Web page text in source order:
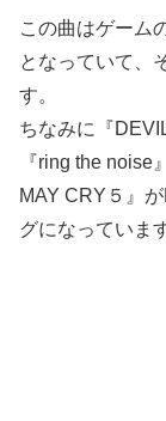
この曲はゲーム
となっていて、
す。
ちなみに『
『ring the
MAY CRY５』
グになっていま